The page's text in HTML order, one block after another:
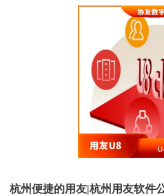
杭州便捷的用友|杭州用友软件